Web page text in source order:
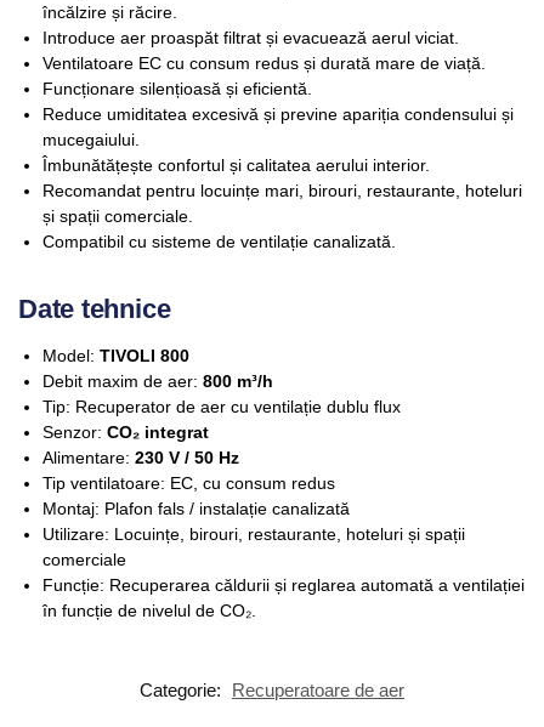
încălzire și răcire.
Introduce aer proaspăt filtrat și evacuează aerul viciat.
Ventilatoare EC cu consum redus și durată mare de viață.
Funcționare silențioasă și eficientă.
Reduce umiditatea excesivă și previne apariția condensului și
mucegaiului.
Îmbunătățește confortul și calitatea aerului interior.
Recomandat pentru locuințe mari, birouri, restaurante, hoteluri
și spații comerciale.
Compatibil cu sisteme de ventilație canalizată.
Date tehnice
Model: TIVOLI 800
Debit maxim de aer: 800 m³/h
Tip: Recuperator de aer cu ventilație dublu flux
Senzor: CO₂ integrat
Alimentare: 230 V / 50 Hz
Tip ventilatoare: EC, cu consum redus
Montaj: Plafon fals / instalație canalizată
Utilizare: Locuințe, birouri, restaurante, hoteluri și spații
comerciale
Funcție: Recuperarea căldurii și reglarea automată a ventilației
în funcție de nivelul de CO₂.
Categorie: Recuperatoare de aer